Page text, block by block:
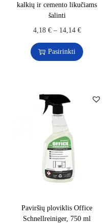
kalkių ir cemento likučiams
šalinti
4,18 €– 14,14 €
Pasirinkti
Paviršių ploviklis Office
Schnellreiniger, 750 ml